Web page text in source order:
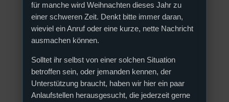
für manche wird Weihnachten dieses Jahr zu
einer schweren Zeit. Denkt bitte immer daran,
wieviel ein Anruf oder eine kurze, nette Nachricht
ausmachen können.
Solltet ihr selbst von einer solchen Situation
betroffen sein, oder jemanden kennen, der
Unterstützung braucht, haben wir hier ein paar
Anlaufstellen herausgesucht, die jederzeit gerne